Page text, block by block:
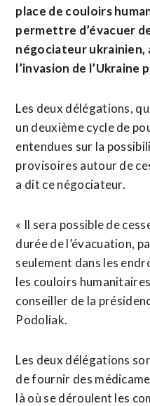
place de couloirs
permettre d’évacuer
négociateur ukrainien,
l’invasion de l’Ukraine
Les deux délégations,
un deuxième cycle de
entendues sur la
provisoires autour de
a dit ce négociateur.
« Il sera possible de
durée de l’évacuation,
seulement dans les
les couloirs
conseiller de la
Podoliak.
Les deux délégations
de fournir des
là où se déroulent les